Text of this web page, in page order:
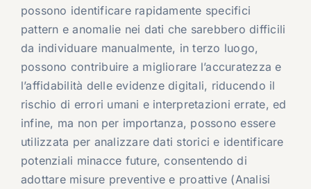
possono identificare rapidamente specifici
pattern e anomalie nei dati che sarebbero difficili
da individuare manualmente, in terzo luogo,
possono contribuire a migliorare l’accuratezza e
l’affidabilità delle evidenze digitali, riducendo il
rischio di errori umani e interpretazioni errate, ed
infine, ma non per importanza, possono essere
utilizzata per analizzare dati storici e identificare
potenziali minacce future, consentendo di
adottare misure preventive e proattive (Analisi